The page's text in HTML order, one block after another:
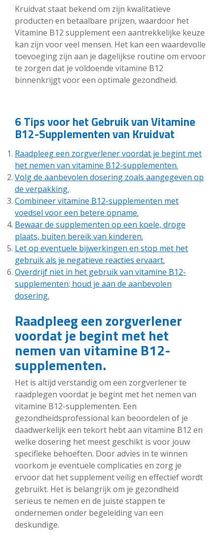
Kruidvat staat bekend om zijn kwalitatieve
producten en betaalbare prijzen, waardoor het
Vitamine B12 supplement een aantrekkelijke keuze
kan zijn voor veel mensen. Het kan een waardevolle
toevoeging zijn aan je dagelijkse routine om ervoor
te zorgen dat je voldoende vitamine B12
binnenkrijgt voor een optimale gezondheid.
6 Tips voor het Gebruik van Vitamine
B12-Supplementen van Kruidvat
Raadpleeg een zorgverlener voordat je begint met
het nemen van vitamine B12-supplementen.
Volg de aanbevolen dosering zoals aangegeven op
de verpakking.
Combineer vitamine B12-supplementen met
voedsel voor een betere opname.
Bewaar de supplementen op een koele, droge
plaats, buiten bereik van kinderen.
Let op eventuele bijwerkingen en stop met het
gebruik als je negatieve reacties ervaart.
Overdrijf niet in het gebruik van vitamine B12-
supplementen; houd je aan de aanbevolen
dosering.
Raadpleeg een zorgverlener
voordat je begint met het
nemen van vitamine B12-
supplementen.
Het is altijd verstandig om een zorgverlener te
raadplegen voordat je begint met het nemen van
vitamine B12-supplementen. Een
gezondheidsprofessional kan beoordelen of je
daadwerkelijk een tekort hebt aan vitamine B12 en
welke dosering het meest geschikt is voor jouw
specifieke behoeften. Door advies in te winnen
voorkom je eventuele complicaties en zorg je
ervoor dat het supplement veilig en effectief wordt
gebruikt. Het is belangrijk om je gezondheid
serieus te nemen en de juiste stappen te
ondernemen onder begeleiding van een
deskundige.